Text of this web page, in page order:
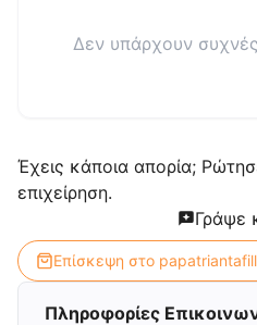
Δεν υπάρχουν
Έχεις κάποια απορία;
επιχείρηση.
Γράψε
Επίσκεψη στο
Πληροφορίες